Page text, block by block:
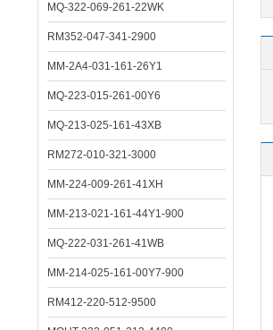
MQ-322-069-261-22WK
RM352-047-341-2900
MM-2A4-031-161-26Y1
MQ-223-015-261-00Y6
MQ-213-025-161-43XB
RM272-010-321-3000
MM-224-009-261-41XH
MM-213-021-161-44Y1-900
MQ-222-031-261-41WB
MM-214-025-161-00Y7-900
RM412-220-512-9500